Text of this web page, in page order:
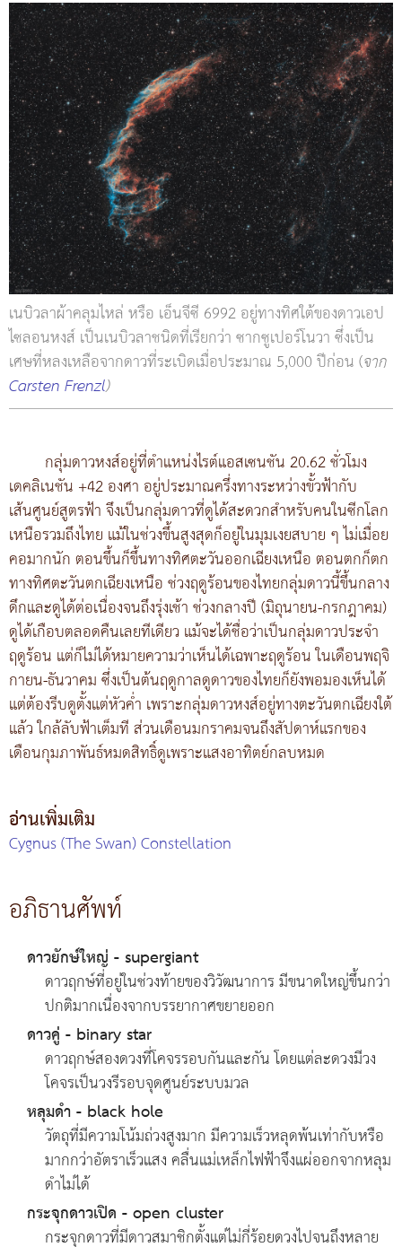
เนบิวลาผ้าคลุมไหล่ หรือ เอ็นจีซี 6992 อยู่ทางทิศใต้ของดาวเอป
ไซลอนหงส์ เป็นเนบิวลาชนิดที่เรียกว่า ซากซูเปอร์โนวา ซึ่งเป็น
เศษที่หลงเหลือจากดาวที่ระเบิดเมื่อประมาณ 5,000 ปีก่อน (จาก
Carsten Frenzl)
กลุ่มดาวหงส์อยู่ที่ตำแหน่งไรต์แอสเซนชัน 20.62 ชั่วโมง
เดคลิเนชัน +42 องศา อยู่ประมาณครึ่งทางระหว่างขั้วฟ้ากับ
เส้นศูนย์สูตรฟ้า จึงเป็นกลุ่มดาวที่ดูได้สะดวกสำหรับคนในซีกโลก
เหนือรวมถึงไทย แม้ในช่วงขึ้นสูงสุดก็อยู่ในมุมเงยสบาย ๆ ไม่เมื่อย
คอมากนัก ตอนขึ้นก็ขึ้นทางทิศตะวันออกเฉียงเหนือ ตอนตกก็ตก
ทางทิศตะวันตกเฉียงเหนือ ช่วงฤดูร้อนของไทยกลุ่มดาวนี้ขึ้นกลาง
ดึกและดูได้ต่อเนื่องจนถึงรุ่งเช้า ช่วงกลางปี (มิถุนายน-กรกฎาคม)
ดูได้เกือบตลอดคืนเลยทีเดียว แม้จะได้ชื่อว่าเป็นกลุ่มดาวประจำ
ฤดูร้อน แต่ก็ไม่ได้หมายความว่าเห็นได้เฉพาะฤดูร้อน ในเดือนพฤจิ
กายน-ธันวาคม ซึ่งเป็นต้นฤดูกาลดูดาวของไทยก็ยังพอมองเห็นได้
แต่ต้องรีบดูตั้งแต่หัวค่ำ เพราะกลุ่มดาวหงส์อยู่ทางตะวันตกเฉียงใต้
แล้ว ใกล้ลับฟ้าเต็มที ส่วนเดือนมกราคมจนถึงสัปดาห์แรกของ
เดือนกุมภาพันธ์หมดสิทธิ์ดูเพราะแสงอาทิตย์กลบหมด
อ่านเพิ่มเติม
Cygnus (The Swan) Constellation
อภิธานศัพท์
ดาวยักษ์ใหญ่ - supergiant
ดาวฤกษ์ที่อยู่ในช่วงท้ายของวิวัฒนาการ มีขนาดใหญ่ขึ้นกว่า
ปกติมากเนื่องจากบรรยากาศขยายออก
ดาวคู่ - binary star
ดาวฤกษ์สองดวงที่โคจรรอบกันและกัน โดยแต่ละดวงมีวง
โคจรเป็นวงรีรอบจุดศูนย์ระบบมวล
หลุมดำ - black hole
วัตถุที่มีความโน้มถ่วงสูงมาก มีความเร็วหลุดพ้นเท่ากับหรือ
มากกว่าอัตราเร็วแสง คลื่นแม่เหล็กไฟฟ้าจึงแผ่ออกจากหลุม
ดำไม่ได้
กระจุกดาวเปิด - open cluster
กระจุกดาวที่มีดาวสมาชิกตั้งแต่ไม่กี่ร้อยดวงไปจนถึงหลาย